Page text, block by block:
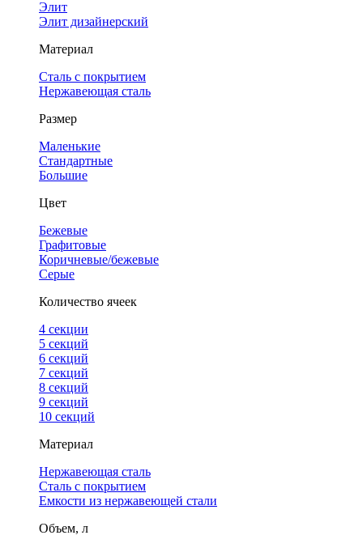
Элит
Элит дизайнерский
Материал
Сталь с покрытием
Нержавеющая сталь
Размер
Маленькие
Стандартные
Большие
Цвет
Бежевые
Графитовые
Коричневые/бежевые
Серые
Количество ячеек
4 cекции
5 секций
6 секций
7 секций
8 секций
9 секций
10 секций
Материал
Нержавеющая сталь
Сталь с покрытием
Емкости из нержавеющей стали
Объем, л